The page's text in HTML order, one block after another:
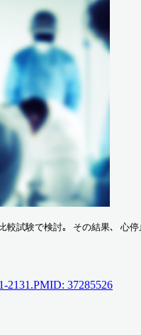
験で検討｡ その結果､ 心
2131.PMID: 37285526